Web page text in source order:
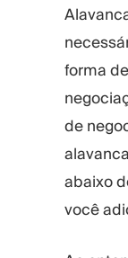
forma
de
abaixo
você